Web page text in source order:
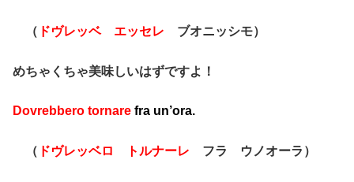
（ ドヴレッベ エッセレ ブオニッシモ）
めちゃくちゃ美味しいはずですよ！
Dovrebbero tornare fra un’ora.
（ ドヴレッベロ トルナーレ フラ ウノオーラ）